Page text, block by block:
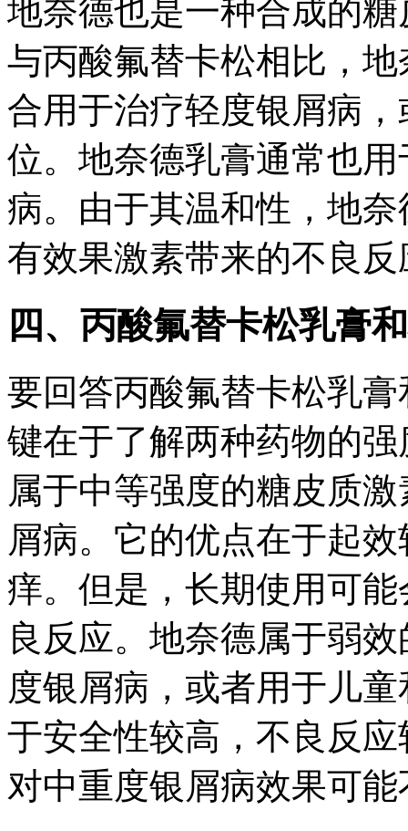
地奈德也是一种合成的
与丙酸氟替卡松相比，
合用于治疗轻度银屑病
位。地奈德乳膏通常也
病。由于其温和性，地
有效果激素带来的不良反
四、丙酸氟替卡松乳膏
要回答丙酸氟替卡松乳
键在于了解两种药物的
属于中等强度的糖皮质
屑病。它的优点在于起
痒。但是，长期使用可
良反应。地奈德属于弱
度银屑病，或者用于儿
于安全性较高，不良反
对中重度银屑病效果可能